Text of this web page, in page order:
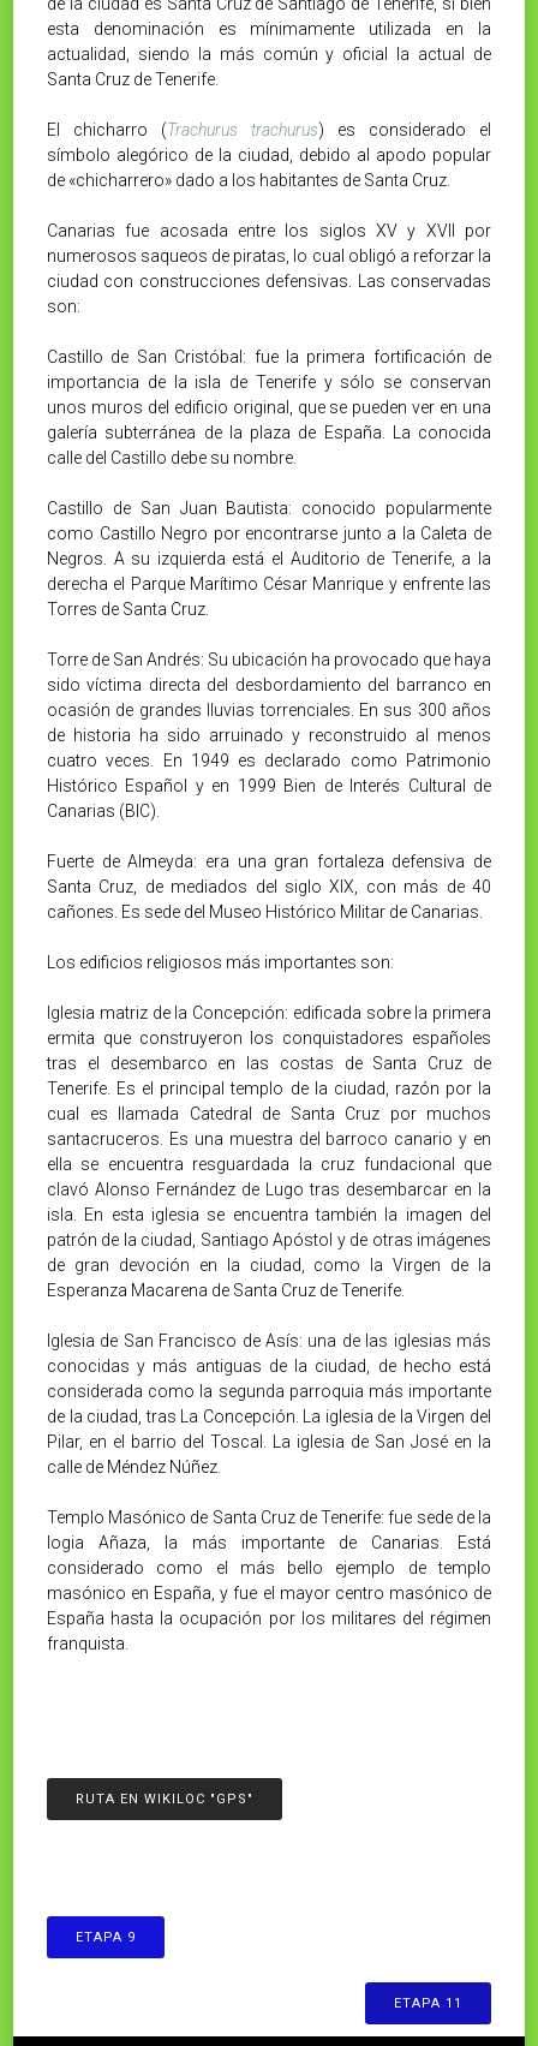
de la ciudad es Santa Cruz de Santiago de Tenerife, si bien
esta denominación es mínimamente utilizada en la
actualidad, siendo la más común y oficial la actual de
Santa Cruz de Tenerife.
El chicharro (Trachurus trachurus) es considerado el
símbolo alegórico de la ciudad, debido al apodo popular
de «chicharrero» dado a los habitantes de Santa Cruz.
Canarias fue acosada entre los siglos XV y XVII por
numerosos saqueos de piratas, lo cual obligó a reforzar la
ciudad con construcciones defensivas. Las conservadas
son:
Castillo de San Cristóbal: fue la primera fortificación de
importancia de la isla de Tenerife y sólo se conservan
unos muros del edificio original, que se pueden ver en una
galería subterránea de la plaza de España. La conocida
calle del Castillo debe su nombre.
Castillo de San Juan Bautista: conocido popularmente
como Castillo Negro por encontrarse junto a la Caleta de
Negros. A su izquierda está el Auditorio de Tenerife, a la
derecha el Parque Marítimo César Manrique y enfrente las
Torres de Santa Cruz.
Torre de San Andrés: Su ubicación ha provocado que haya
sido víctima directa del desbordamiento del barranco en
ocasión de grandes lluvias torrenciales. En sus 300 años
de historia ha sido arruinado y reconstruido al menos
cuatro veces. En 1949 es declarado como Patrimonio
Histórico Español y en 1999 Bien de Interés Cultural de
Canarias (BIC).
Fuerte de Almeyda: era una gran fortaleza defensiva de
Santa Cruz, de mediados del siglo XIX, con más de 40
cañones. Es sede del Museo Histórico Militar de Canarias.
Los edificios religiosos más importantes son:
Iglesia matriz de la Concepción: edificada sobre la primera
ermita que construyeron los conquistadores españoles
tras el desembarco en las costas de Santa Cruz de
Tenerife. Es el principal templo de la ciudad, razón por la
cual es llamada Catedral de Santa Cruz por muchos
santacruceros.​ Es una muestra del barroco canario y en
ella se encuentra resguardada la cruz fundacional que
clavó Alonso Fernández de Lugo tras desembarcar en la
isla. En esta iglesia se encuentra también la imagen del
patrón de la ciudad, Santiago Apóstol y de otras imágenes
de gran devoción en la ciudad, como la Virgen de la
Esperanza Macarena de Santa Cruz de Tenerife.
Iglesia de San Francisco de Asís: una de las iglesias más
conocidas y más antiguas de la ciudad, de hecho está
considerada como la segunda parroquia más importante
de la ciudad, tras La Concepción. La iglesia de la Virgen del
Pilar, en el barrio del Toscal. La iglesia de San José en la
calle de Méndez Núñez.
Templo Masónico de Santa Cruz de Tenerife: fue sede de la
logia Añaza, la más importante de Canarias. Está
considerado como el más bello ejemplo de templo
masónico en España,​ y fue el mayor centro masónico de
España hasta la ocupación por los militares del régimen
franquista.
RUTA EN WIKILOC "GPS"
ETAPA 9
ETAPA 11